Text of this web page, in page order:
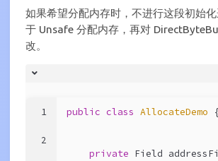
如果希望分配内存时，不进行这段初始
于 Unsafe 分配内存，再对
改。
1
2
public class AllocateDemo
private Field